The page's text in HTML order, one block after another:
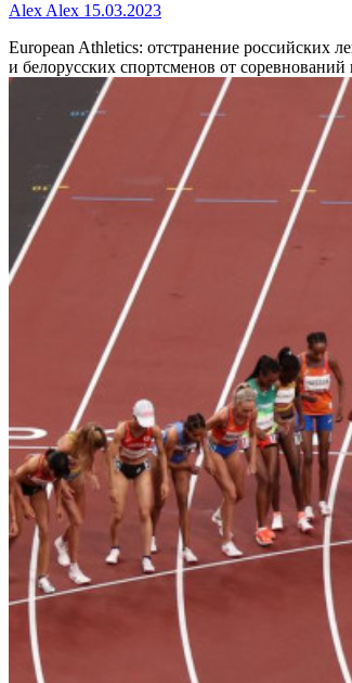
Alex Alex 15.03.2023
European Athletics: отстранение российских
и белорусских спортсменов от соревнований